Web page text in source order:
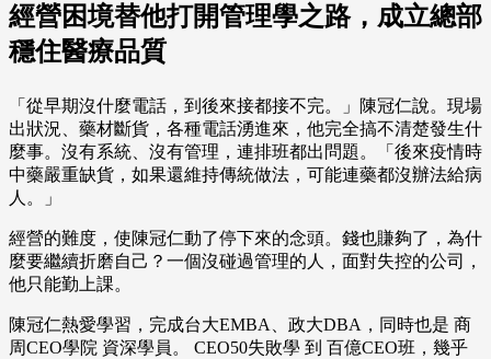
經營困境替他打開管理學之路，成立總部
穩住醫療品質
「從早期沒什麼電話，到後來接都接不完。」陳冠仁說。現場
出狀況、藥材斷貨，各種電話湧進來，他完全搞不清楚發生什
麼事。沒有系統、沒有管理，連排班都出問題。「後來疫情時
中藥嚴重缺貨，如果還維持傳統做法，可能連藥都沒辦法給病
人。」
經營的難度，使陳冠仁動了停下來的念頭。錢也賺夠了，為什
麼要繼續折磨自己？一個沒碰過管理的人，面對失控的公司，
他只能勤上課。
陳冠仁熱愛學習，完成台大EMBA、政大DBA，同時也是 商
周CEO學院 資深學員。 CEO50失敗學 到 百億CEO班，幾乎